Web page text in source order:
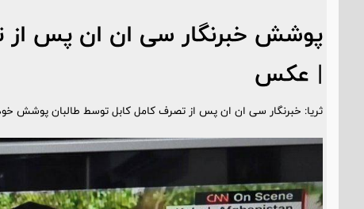
پوشش خبرنگار سی ان ان پس از
| عکس
ثریا: خبرنگار سی ان ان پس از تصرف کامل کابل توسط طالبان پوشش خود